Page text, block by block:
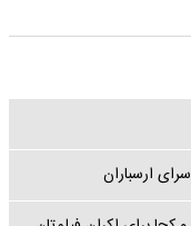
ارسباران